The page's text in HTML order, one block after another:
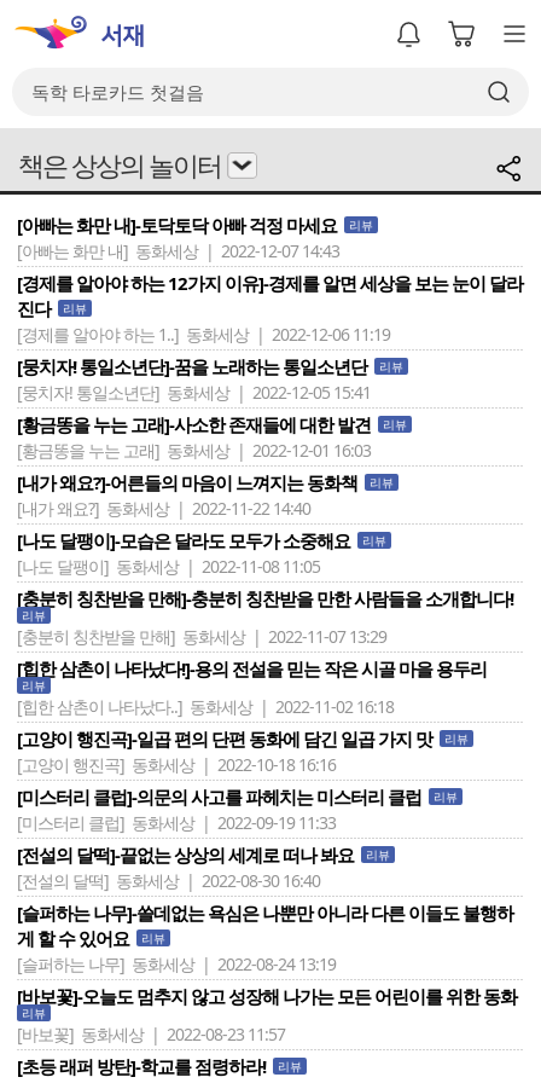
책은 상상의 놀이터
[아빠는 화만 내]-토닥토닥 아빠 걱정 마세요 리뷰
[아빠는 화만 내] 동화세상 | 2022-12-07 14:43
[경제를 알아야 하는 12가지 이유]-경제를 알면 세상을 보는 눈이 달라
진다
리뷰
[경제를 알아야 하는 1..] 동화세상 | 2022-12-06 11:19
[뭉치자! 통일소년단]-꿈을 노래하는 통일소년단 리뷰
[뭉치자! 통일소년단] 동화세상 | 2022-12-05 15:41
[황금똥을 누는 고래]-사소한 존재들에 대한 발견 리뷰
[황금똥을 누는 고래] 동화세상 | 2022-12-01 16:03
[내가 왜요?]-어른들의 마음이 느껴지는 동화책 리뷰
[내가 왜요?] 동화세상 | 2022-11-22 14:40
[나도 달팽이]-모습은 달라도 모두가 소중해요 리뷰
[나도 달팽이] 동화세상 | 2022-11-08 11:05
[충분히 칭찬받을 만해]-충분히 칭찬받을 만한 사람들을 소개합니다!
리뷰
[충분히 칭찬받을 만해] 동화세상 | 2022-11-07 13:29
[힙한 삼촌이 나타났다!]-용의 전설을 믿는 작은 시골 마을 용두리
리뷰
[힙한 삼촌이 나타났다..] 동화세상 | 2022-11-02 16:18
[고양이 행진곡]-일곱 편의 단편 동화에 담긴 일곱 가지 맛 리뷰
[고양이 행진곡] 동화세상 | 2022-10-18 16:16
[미스터리 클럽]-의문의 사고를 파헤치는 미스터리 클럽 리뷰
[미스터리 클럽] 동화세상 | 2022-09-19 11:33
[전설의 달떡]-끝없는 상상의 세계로 떠나 봐요 리뷰
[전설의 달떡] 동화세상 | 2022-08-30 16:40
[슬퍼하는 나무]-쓸데없는 욕심은 나뿐만 아니라 다른 이들도 불행하
게 할 수 있어요
리뷰
[슬퍼하는 나무] 동화세상 | 2022-08-24 13:19
[바보꽃]-오늘도 멈추지 않고 성장해 나가는 모든 어린이를 위한 동화
리뷰
[바보꽃] 동화세상 | 2022-08-23 11:57
[초등 래퍼 방탄]-학교를 점령하라! 리뷰